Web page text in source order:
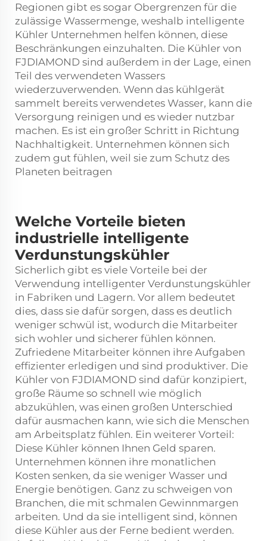
Regionen gibt es sogar Obergrenzen für die
zulässige Wassermenge, weshalb intelligente
Kühler Unternehmen helfen können, diese
Beschränkungen einzuhalten. Die Kühler von
FJDIAMOND sind außerdem in der Lage, einen
Teil des verwendeten Wassers
wiederzuverwenden. Wenn das kühlgerät
sammelt bereits verwendetes Wasser, kann die
Versorgung reinigen und es wieder nutzbar
machen. Es ist ein großer Schritt in Richtung
Nachhaltigkeit. Unternehmen können sich
zudem gut fühlen, weil sie zum Schutz des
Planeten beitragen
Welche Vorteile bieten
industrielle intelligente
Verdunstungskühler
Sicherlich gibt es viele Vorteile bei der
Verwendung intelligenter Verdunstungskühler
in Fabriken und Lagern. Vor allem bedeutet
dies, dass sie dafür sorgen, dass es deutlich
weniger schwül ist, wodurch die Mitarbeiter
sich wohler und sicherer fühlen können.
Zufriedene Mitarbeiter können ihre Aufgaben
effizienter erledigen und sind produktiver. Die
Kühler von FJDIAMOND sind dafür konzipiert,
große Räume so schnell wie möglich
abzukühlen, was einen großen Unterschied
dafür ausmachen kann, wie sich die Menschen
am Arbeitsplatz fühlen. Ein weiterer Vorteil:
Diese Kühler können Ihnen Geld sparen.
Unternehmen können ihre monatlichen
Kosten senken, da sie weniger Wasser und
Energie benötigen. Ganz zu schweigen von
Branchen, die mit schmalen Gewinnmargen
arbeiten. Und da sie intelligent sind, können
diese Kühler aus der Ferne bedient werden.